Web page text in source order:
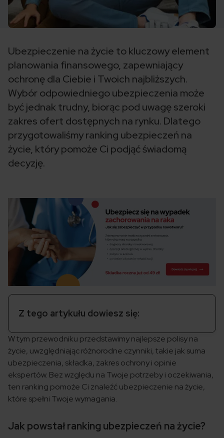
Ubezpieczenie na życie to kluczowy element
planowania finansowego, zapewniający
ochronę dla Ciebie i Twoich najbliższych.
Wybór odpowiedniego ubezpieczenia może
być jednak trudny, biorąc pod uwagę szeroki
zakres ofert dostępnych na rynku. Dlatego
przygotowaliśmy ranking ubezpieczeń na
życie, który pomoże Ci podjąć świadomą
decyzję.
Z tego artykułu dowiesz się:
W tym przewodniku przedstawimy najlepsze polisy na
życie, uwzględniając różnorodne czynniki, takie jak suma
ubezpieczenia, składka, zakres ochrony i opinie
ekspertów. Bez względu na Twoje potrzeby i oczekiwania,
ten ranking pomoże Ci znaleźć ubezpieczenie na życie,
które spełni Twoje wymagania.
Jak powstał ranking ubezpieczeń na życie?